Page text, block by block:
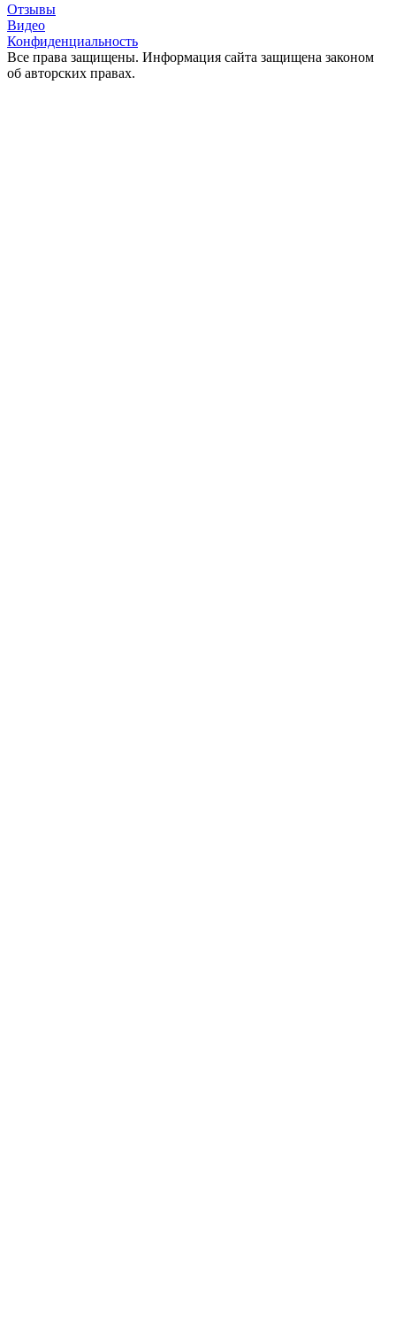
Отзывы
Видео
Конфиденциальность
Все права защищены. Информация сайта защищена законом
об авторских правах.